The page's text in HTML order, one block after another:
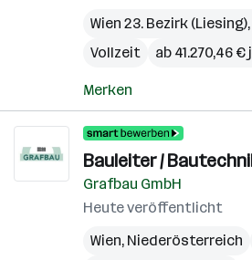
Wien 23. Bezirk (Liesing),
Vollzeit
ab 41.270,46
Merken
Bauleiter /
Grafbau GmbH
Heute veröffentlicht
Wien, Niederösterreich